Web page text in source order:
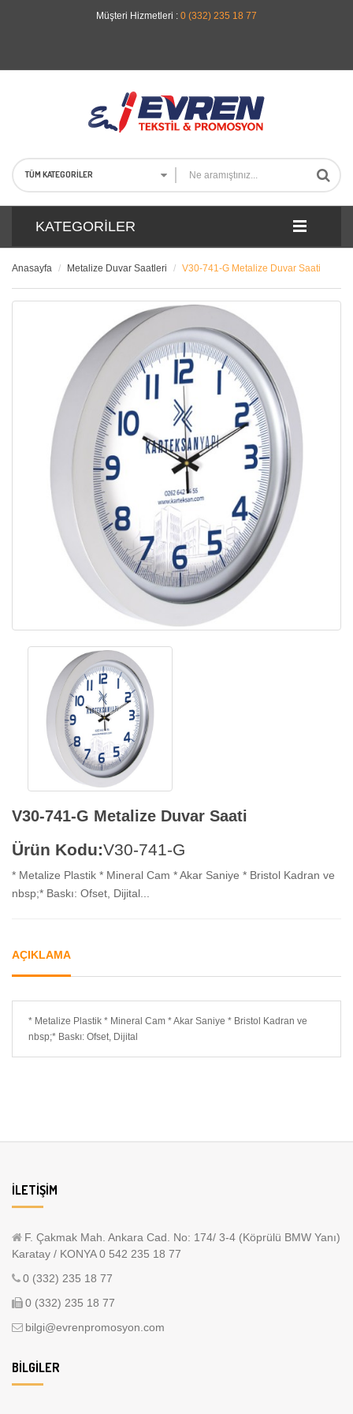
Müşteri Hizmetleri : 0 (332) 235 18 77
TÜM KATEGORILER
KATEGORILER
Anasayfa Metalize Duvar Saatleri V30-741-G Metalize Duvar Saati
V30-741-G Metalize Duvar Saati
Ürün Kodu:V30-741-G
* Metalize Plastik * Mineral Cam * Akar Saniye * Bristol Kadran ve
nbsp;* Baskı: Ofset, Dijital...
AÇIKLAMA
* Metalize Plastik * Mineral Cam * Akar Saniye * Bristol Kadran ve
nbsp;* Baskı: Ofset, Dijital
İLETIŞIM
F. Çakmak Mah. Ankara Cad. No: 174/ 3-4 (Köprülü BMW Yanı)
Karatay / KONYA 0 542 235 18 77
0 (332) 235 18 77
0 (332) 235 18 77
bilgi@evrenpromosyon.com
BILGILER